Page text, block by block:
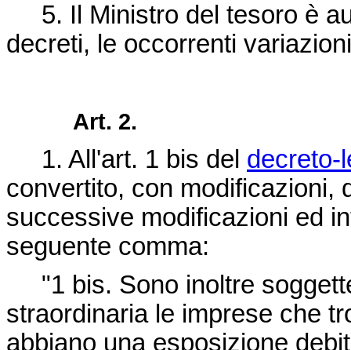
5. Il Ministro del tesoro è
decreti, le occorrenti
Art. 2.
1. All'art. 1 bis del decreto-
convertito, con modificazioni,
successive modificazioni ed
seguente comma:
"1 bis. Sono inoltre
straordinaria le imprese che
abbiano una esposizione